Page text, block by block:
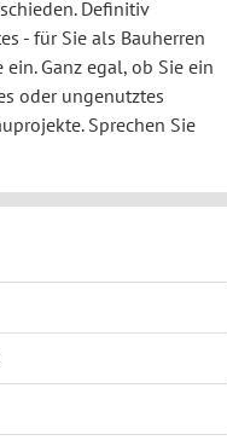
Definitiv
- für Sie als Bauherren
Ganz egal, ob Sie ein
oder ungenutztes
Sprechen Sie